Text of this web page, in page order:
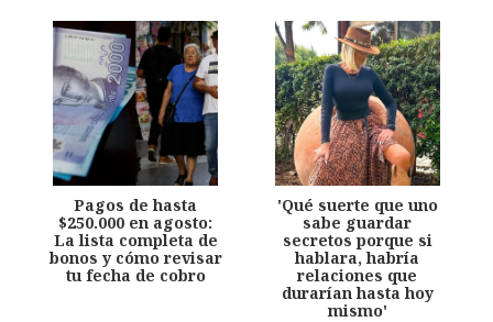
Pagos de hasta
$250.000 en agosto:
La lista completa de
bonos y cómo revisar
tu fecha de cobro
'Qué suerte que uno
sabe guardar
secretos porque si
hablara, habría
relaciones que
durarían hasta hoy
mismo'